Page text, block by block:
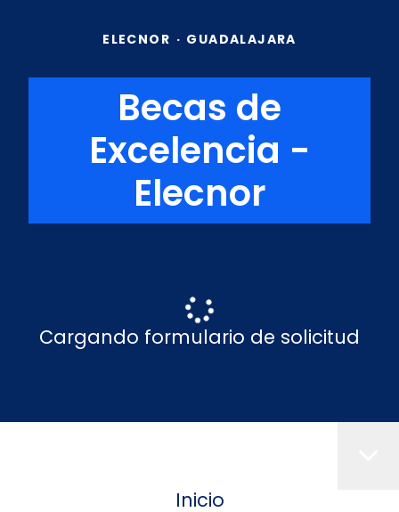
ELECNOR · GUADALAJARA
Becas de
Excelencia -
Elecnor
Cargando formulario de solicitud
Inicio